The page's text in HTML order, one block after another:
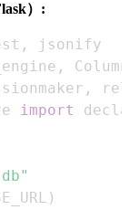
）:
,
,
Column
,
import
)